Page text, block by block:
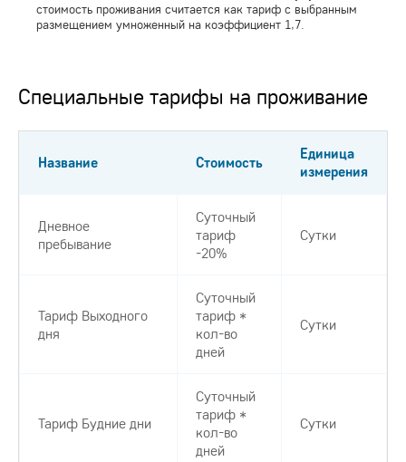
стоимость проживания считается как тариф с выбранным
размещением умноженный на коэффициент 1,7.
Специальные тарифы на проживание
Название Стоимость
Единица
измерения
Дневное
пребывание
Суточный
тариф
-20%
Сутки
Тариф Выходного
дня
Суточный
тариф *
кол-во
дней
Сутки
Тариф Будние дни
Суточный
тариф *
кол-во
дней
Сутки